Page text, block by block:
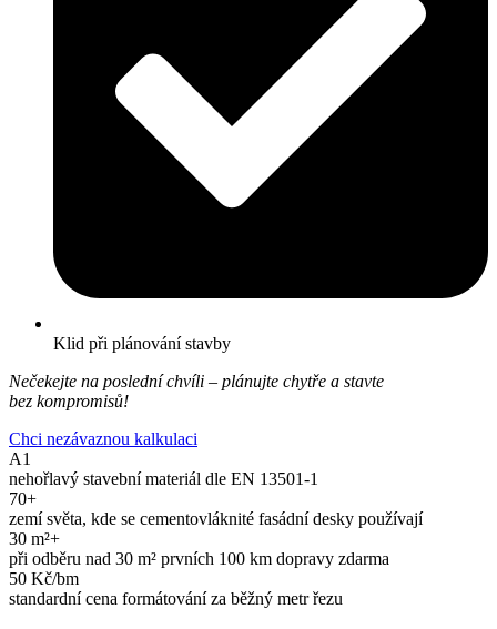
Klid při plánování stavby
Nečekejte na poslední chvíli – plánujte chytře a stavte
bez kompromisů!
Chci nezávaznou kalkulaci
A1
nehořlavý stavební materiál dle EN 13501-1
70+
zemí světa, kde se cementovláknité fasádní desky používají
30 m²+
při odběru nad 30 m² prvních 100 km dopravy zdarma
50 Kč/bm
standardní cena formátování za běžný metr řezu